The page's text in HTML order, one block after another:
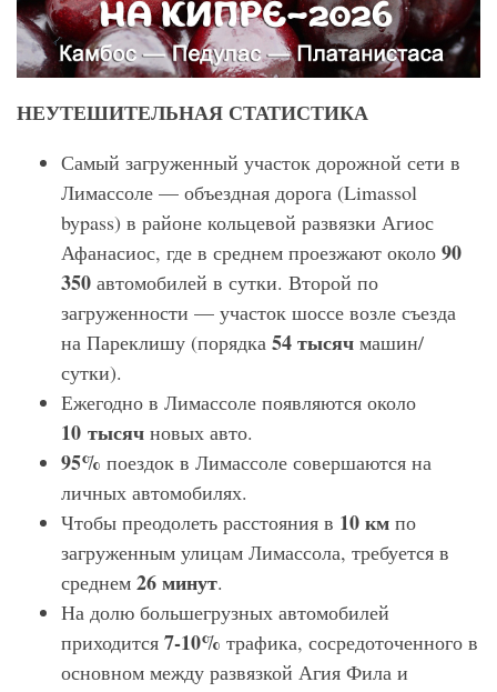
НЕУТЕШИТЕЛЬНАЯ СТАТИСТИКА
Самый загруженный участок дорожной сети в
Лимассоле — объездная дорога (Limassol
bypass) в районе кольцевой развязки Агиос
Афанасиос, где в среднем проезжают около 90
350 автомобилей в сутки. Второй по
загруженности — участок шоссе возле съезда
на Пареклишу (порядка 54 тысяч машин/
сутки).
Ежегодно в Лимассоле появляются около
10 тысяч новых авто.
95% поездок в Лимассоле совершаются на
личных автомобилях.
Чтобы преодолеть расстояния в 10 км по
загруженным улицам Лимассола, требуется в
среднем 26 минут.
На долю большегрузных автомобилей
приходится 7-10% трафика, сосредоточенного в
основном между развязкой Агия Фила и